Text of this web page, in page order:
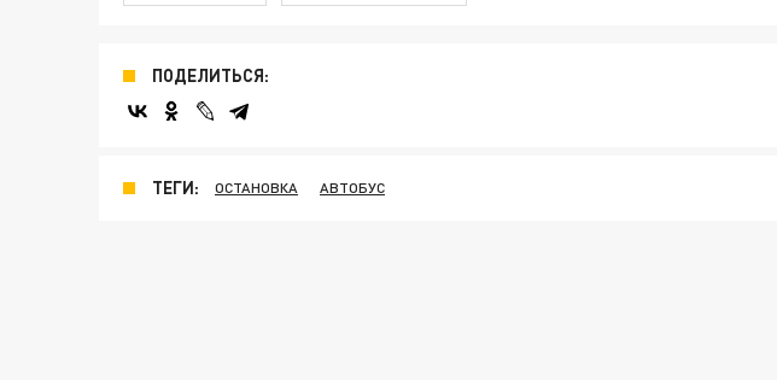
ПОДЕЛИТЬСЯ:
ТЕГИ: ОСТАНОВКА АВТОБУС